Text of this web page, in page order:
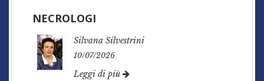
NECROLOGI
Silvana Silvestrini
10/07/2026
Leggi di più